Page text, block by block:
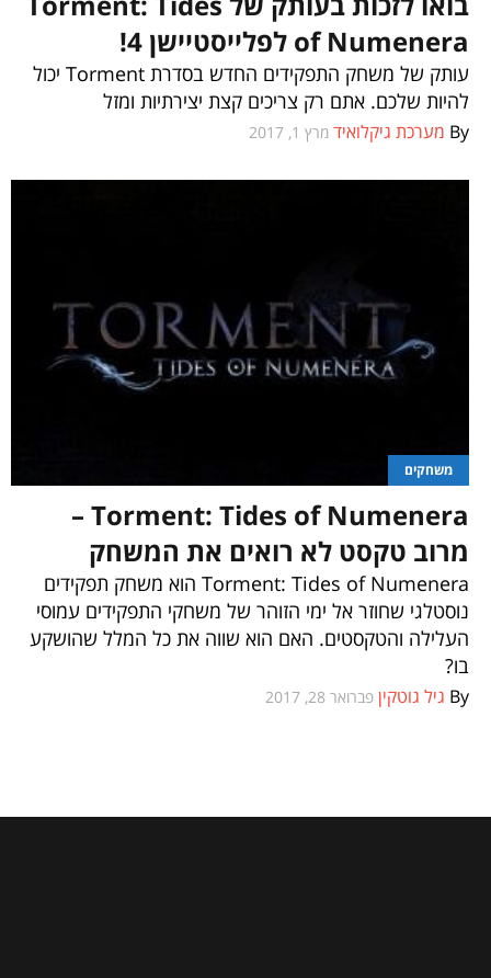
of Numenera לפלייסטיישן 4!
עותק של משחק התפקידים החדש בסדרת Torment יכול
להיות שלכם. אתם רק צריכים קצת יצירתיות ומזל
By מערכת גיקלואיד מרץ 1, 2017
משחקים
Torment: Tides of Numenera –
מרוב טקסט לא רואים את המשחק
Torment: Tides of Numenera הוא משחק תפקידים
נוסטלגי שחוזר אל ימי הזוהר של משחקי התפקידים עמוסי
העלילה והטקסטים. האם הוא שווה את כל המלל שהושקע
בו?
By גיל גוטקין פברואר 28, 2017